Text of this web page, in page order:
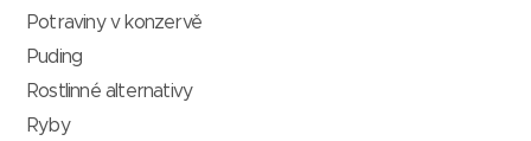
Potraviny v konzervě
Puding
Rostlinné alternativy
Ryby